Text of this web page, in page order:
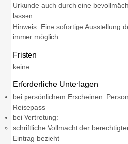
Urkunde auch durch eine
lassen.
Hinweis: Eine sofortige Ausstellung
immer möglich.
Fristen
keine
Erforderliche Unterlagen
bei persönlichem Erscheinen:
Reisepass
bei Vertretung:
schriftliche Vollmacht der
Eintrag bezieht